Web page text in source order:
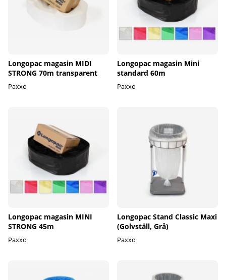
Longopac magasin MIDI
STRONG 70m transparent
Paxxo
Longopac magasin Mini
standard 60m
Paxxo
Longopac magasin MINI
STRONG 45m
Paxxo
Longopac Stand Classic Maxi
(Golvställ, Grå)
Paxxo